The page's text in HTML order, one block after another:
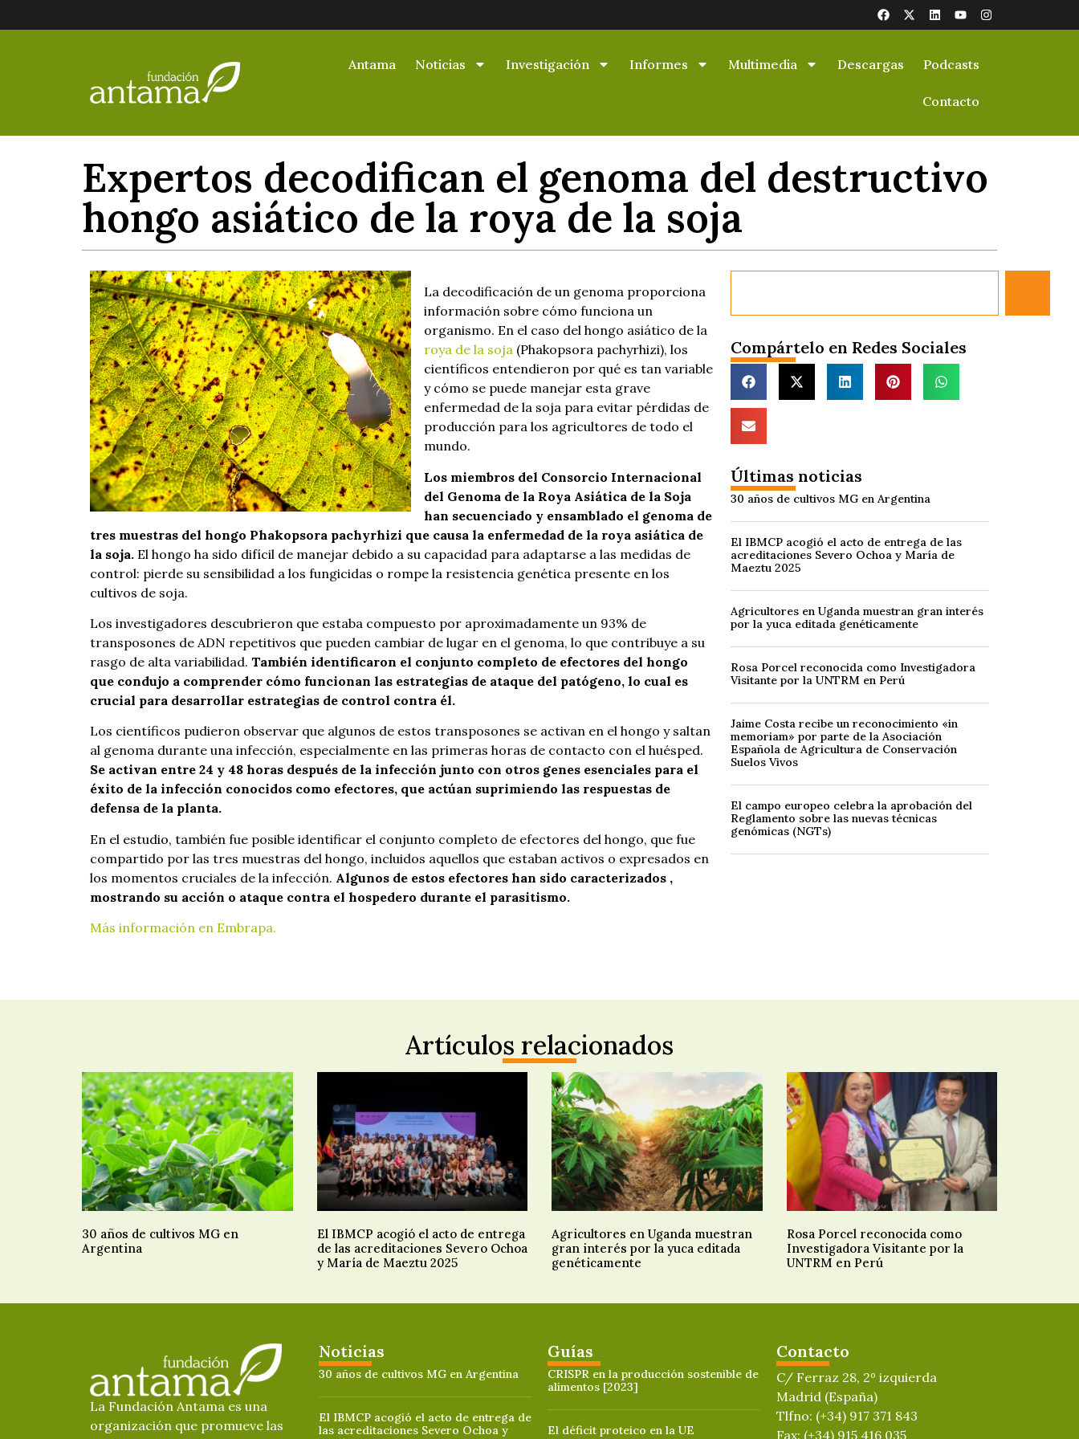
Antama Noticias Investigación Informes Multimedia Descargas Podcasts
Contacto
Expertos decodifican el genoma del destructivo
hongo asiático de la roya de la soja
La decodificación de un genoma proporciona
información sobre cómo funciona un
organismo. En el caso del hongo asiático de la
roya de la soja (Phakopsora pachyrhizi), los
científicos entendieron por qué es tan variable
y cómo se puede manejar esta grave
enfermedad de la soja para evitar pérdidas de
producción para los agricultores de todo el
mundo.
Los miembros del Consorcio Internacional
del Genoma de la Roya Asiática de la Soja
han secuenciado y ensamblado el genoma de
tres muestras del hongo Phakopsora pachyrhizi que causa la enfermedad de la roya asiática de
la soja. El hongo ha sido difícil de manejar debido a su capacidad para adaptarse a las medidas de
control: pierde su sensibilidad a los fungicidas o rompe la resistencia genética presente en los
cultivos de soja.
Los investigadores descubrieron que estaba compuesto por aproximadamente un 93% de
transposones de ADN repetitivos que pueden cambiar de lugar en el genoma, lo que contribuye a su
rasgo de alta variabilidad. También identificaron el conjunto completo de efectores del hongo
que condujo a comprender cómo funcionan las estrategias de ataque del patógeno, lo cual es
crucial para desarrollar estrategias de control contra él.
Los científicos pudieron observar que algunos de estos transposones se activan en el hongo y saltan
al genoma durante una infección, especialmente en las primeras horas de contacto con el huésped.
Se activan entre 24 y 48 horas después de la infección junto con otros genes esenciales para el
éxito de la infección conocidos como efectores, que actúan suprimiendo las respuestas de
defensa de la planta.
En el estudio, también fue posible identificar el conjunto completo de efectores del hongo, que fue
compartido por las tres muestras del hongo, incluidos aquellos que estaban activos o expresados ​​en
los momentos cruciales de la infección. Algunos de estos efectores han sido caracterizados ,
mostrando su acción o ataque contra el hospedero durante el parasitismo.
Más información en Embrapa.
Compártelo en Redes Sociales
Últimas noticias
30 años de cultivos MG en Argentina
El IBMCP acogió el acto de entrega de las
acreditaciones Severo Ochoa y María de
Maeztu 2025
Agricultores en Uganda muestran gran interés
por la yuca editada genéticamente
Rosa Porcel reconocida como Investigadora
Visitante por la UNTRM en Perú
Jaime Costa recibe un reconocimiento «in
memoriam» por parte de la Asociación
Española de Agricultura de Conservación
Suelos Vivos
El campo europeo celebra la aprobación del
Reglamento sobre las nuevas técnicas
genómicas (NGTs)
Artículos relacionados
30 años de cultivos MG en
Argentina
El IBMCP acogió el acto de entrega
de las acreditaciones Severo Ochoa
y María de Maeztu 2025
Agricultores en Uganda muestran
gran interés por la yuca editada
genéticamente
Rosa Porcel reconocida como
Investigadora Visitante por la
UNTRM en Perú
La Fundación Antama es una
organización que promueve las
Noticias
30 años de cultivos MG en Argentina
El IBMCP acogió el acto de entrega de
las acreditaciones Severo Ochoa y
Guías
CRISPR en la producción sostenible de
alimentos [2023]
El déficit proteico en la UE
Contacto
C/ Ferraz 28, 2º izquierda
Madrid (España)
Tlfno: (+34) 917 371 843
Fax: (+34) 915 416 035